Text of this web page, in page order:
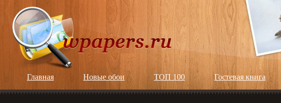
Главная Новые обои ТОП 100 Гостевая книга